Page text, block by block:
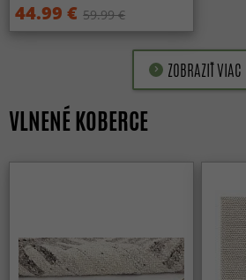
44.99 € 59.99 €
ZOBRAZIŤ VIAC
VLNENÉ KOBERCE